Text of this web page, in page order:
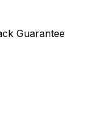
Guarantee